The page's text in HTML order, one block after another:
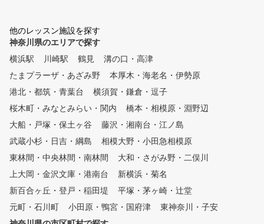
の内、1打席はレフティ優先打
席です。レフティ用のレンタル
クラブもご用意しています！
スンだけでなく、 打ちっぱな
しとして施設をご利用いただく
他のレッスン施設を探す
神奈川県のエリアで探す
横浜駅
川崎駅 鶴見
溝の口・高津
たまプラーザ・あざみ野
本厚木・海老名・伊勢原
港北・都筑・青葉台
横須賀・鎌倉・逗子
桜木町・みなとみらい・関内
橋本・相模原・淵野辺
大船・戸塚・保土ヶ谷
藤沢・湘南台・江ノ島
武蔵小杉・日吉・綱島
相模大野・小田急相模原
東林間・中央林間・南林間
大和・さがみ野・二俣川
上大岡・金沢文庫・港南台
新横浜・菊名
新百合ヶ丘・登戸・稲田堤
平塚・茅ヶ崎・辻堂
元町・石川町
小田原・鴨宮・国府津
東神奈川・子安